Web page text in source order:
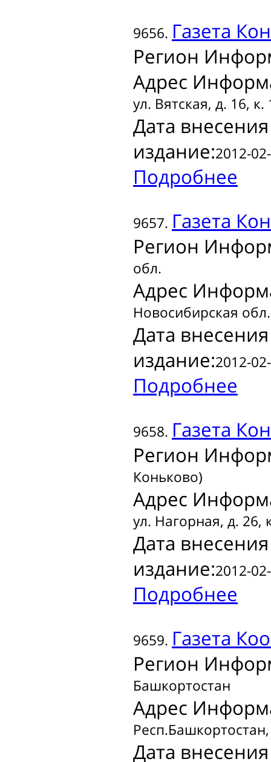
9656. Газета
Регион
Адрес
ул. Вятская, д. 16, к.
Дата
издание:2012-
Подробнее
9657. Газета
Регион
обл.
Адрес
Новосибирская
Дата
издание:2012-
Подробнее
9658. Газета
Регион
Коньково)
Адрес
ул. Нагорная, д. 26,
Дата
издание:2012-
Подробнее
9659. Газета
Регион
Башкортостан
Адрес
Дата